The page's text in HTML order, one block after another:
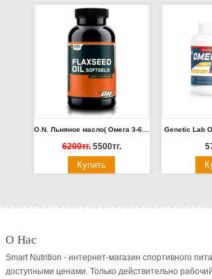
O.N. Льняное масло( Омега 3-6-9) 200 шт
6200тг. 5500тг.
Genetic Lab
О Нас
Smart Nutrition - интернет-магазин спортивного
доступными ценами. Только действительно